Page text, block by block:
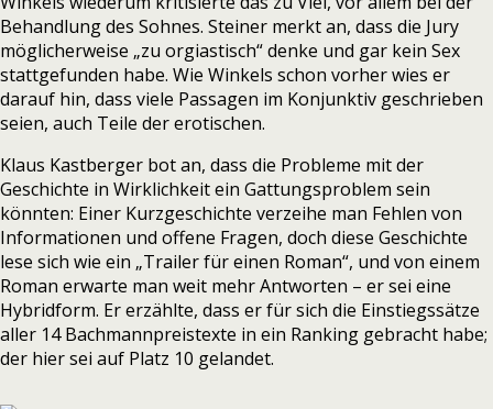
Behandlung des Sohnes. Steiner merkt an, dass die Jury
möglicherweise „zu orgiastisch“ denke und gar kein Sex
stattgefunden habe. Wie Winkels schon vorher wies er
darauf hin, dass viele Passagen im Konjunktiv geschrieben
seien, auch Teile der erotischen.
Klaus Kastberger bot an, dass die Probleme mit der
Geschichte in Wirklichkeit ein Gattungsproblem sein
könnten: Einer Kurzgeschichte verzeihe man Fehlen von
Informationen und offene Fragen, doch diese Geschichte
lese sich wie ein „Trailer für einen Roman“, und von einem
Roman erwarte man weit mehr Antworten – er sei eine
Hybridform. Er erzählte, dass er für sich die Einstiegssätze
aller 14 Bachmannpreistexte in ein Ranking gebracht habe;
der hier sei auf Platz 10 gelandet.